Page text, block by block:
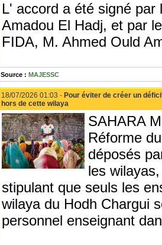
L' accord a été signé
Amadou El Hadj, et par
FIDA, M. Ahmed Ould
Source : MAJESSC
18/07/2026 01:03 - Pour éviter de créer un
hors de cette wilaya
SAHARA
Réforme
déposés
les
stipulant que seuls les
wilaya du Hodh Chargui
personnel enseignant